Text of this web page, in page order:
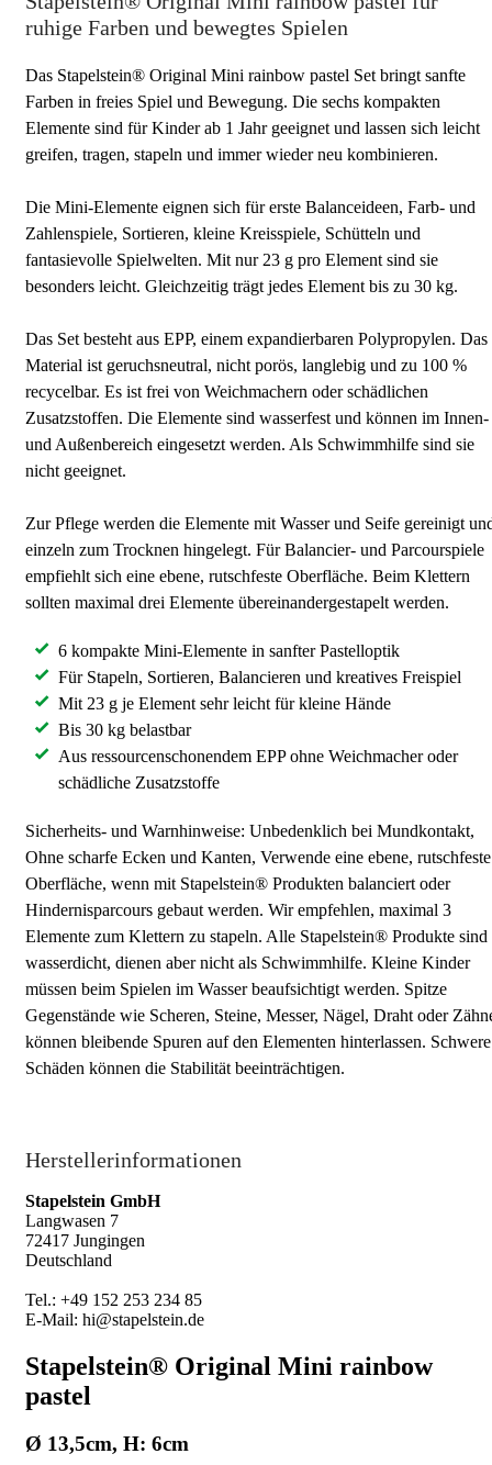
ruhige Farben und bewegtes Spielen
Das Stapelstein® Original Mini rainbow pastel Set bringt sanfte
Farben in freies Spiel und Bewegung. Die sechs kompakten
Elemente sind für Kinder ab 1 Jahr geeignet und lassen sich leicht
greifen, tragen, stapeln und immer wieder neu kombinieren.
Die Mini-Elemente eignen sich für erste Balanceideen, Farb- und
Zahlenspiele, Sortieren, kleine Kreisspiele, Schütteln und
fantasievolle Spielwelten. Mit nur 23 g pro Element sind sie
besonders leicht. Gleichzeitig trägt jedes Element bis zu 30 kg.
Das Set besteht aus EPP, einem expandierbaren Polypropylen. Das
Material ist geruchsneutral, nicht porös, langlebig und zu 100 %
recycelbar. Es ist frei von Weichmachern oder schädlichen
Zusatzstoffen. Die Elemente sind wasserfest und können im Innen-
und Außenbereich eingesetzt werden. Als Schwimmhilfe sind sie
nicht geeignet.
Zur Pflege werden die Elemente mit Wasser und Seife gereinigt
einzeln zum Trocknen hingelegt. Für Balancier- und Parcourspiele
empfiehlt sich eine ebene, rutschfeste Oberfläche. Beim Klettern
sollten maximal drei Elemente übereinandergestapelt werden.
6 kompakte Mini-Elemente in sanfter Pastelloptik
Für Stapeln, Sortieren, Balancieren und kreatives Freispiel
Mit 23 g je Element sehr leicht für kleine Hände
Bis 30 kg belastbar
Aus ressourcenschonendem EPP ohne Weichmacher oder
schädliche Zusatzstoffe
Sicherheits- und Warnhinweise: Unbedenklich bei Mundkontakt,
Ohne scharfe Ecken und Kanten, Verwende eine ebene, rutschfeste
Oberfläche, wenn mit Stapelstein® Produkten balanciert oder
Hindernisparcours gebaut werden. Wir empfehlen, maximal 3
Elemente zum Klettern zu stapeln. Alle Stapelstein® Produkte sind
wasserdicht, dienen aber nicht als Schwimmhilfe. Kleine Kinder
müssen beim Spielen im Wasser beaufsichtigt werden. Spitze
Gegenstände wie Scheren, Steine, Messer, Nägel, Draht oder
können bleibende Spuren auf den Elementen hinterlassen. Schwere
Schäden können die Stabilität beeinträchtigen.
Herstellerinformationen
Stapelstein GmbH
Langwasen 7
72417 Jungingen
Deutschland
Tel.: +49 152 253 234 85
E-Mail: hi@stapelstein.de
Stapelstein® Original Mini rainbow
pastel
Ø 13,5cm, H: 6cm